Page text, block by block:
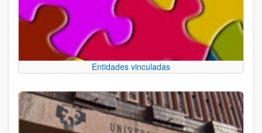
Entidades vinculadas